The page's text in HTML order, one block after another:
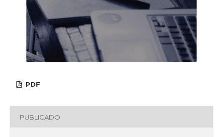
PDF
PUBLICADO